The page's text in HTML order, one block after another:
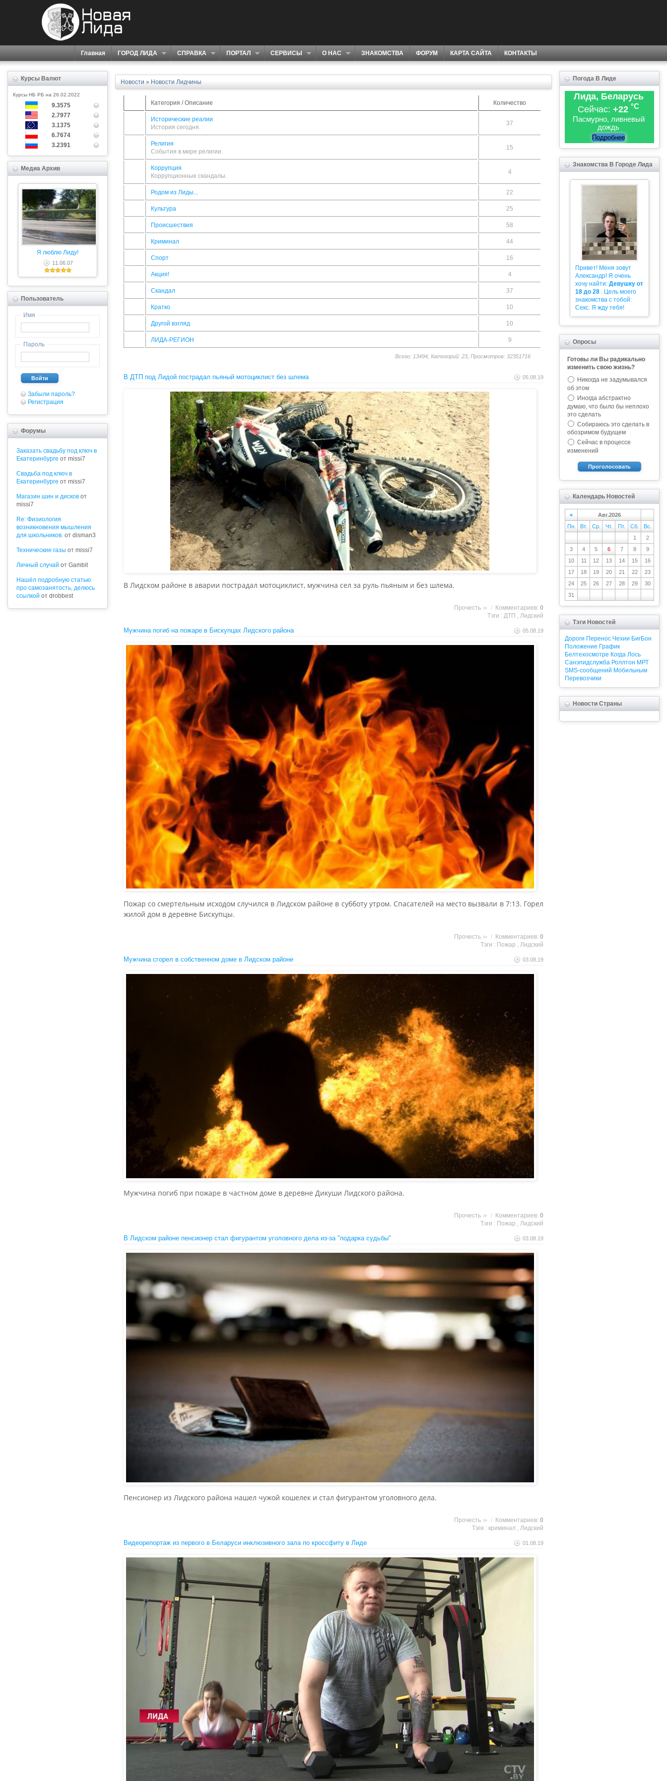
Главная ГОРОД ЛИДА СПРАВКА ПОРТАЛ СЕРВИСЫ О НАС ЗНАКОМСТВА ФОРУМ КАРТА САЙТА КОНТАКТЫ
Курсы Валют
Курсы НБ РБ на 26.02.2022
9.3575
2.7977
3.1375
6.7674
3.2391
Медиа Архив
Я люблю Лиду!
11.06.07
Пользователь
Имя
Пароль
Войти
Забыли пароль?
Регистрация
Форумы
Заказать свадьбу под ключ в
Екатеринбурге от missi7
Cвадьба под ключ в
Екатеринбурге от missi7
Магазин шин и дисков от
missi7
Re: Физиология
возникновения мышления
для школьников. от disman3
Технические газы от missi7
Личный случай от Gambit
Нашёл подробную статью
про самозанятость, делюсь
ссылкой от drobbest
Новости » Новости Лидчины
Категория / Описание Количество
Исторические реалии
История сегодня.
37
Религия
События в мире религии.
15
Коррупция
Коррупционные скандалы.
4
Родом из Лиды... 22
Культура 25
Происшествия 58
Криминал 44
Спорт 16
Акция! 4
Скандал 37
Кратко 10
Другой взгляд 10
ЛИДА-РЕГИОН 9
Всего: 13494, Категорий: 23, Просмотров: 32351716
05.08.19
В ДТП под Лидой пострадал пьяный мотоциклист без шлема
В Лидском районе в аварии пострадал мотоциклист, мужчина сел за руль пьяным и без шлема.
Прочесть / Комментариев: 0
Тэги : ДТП , Лидский
05.08.19
Мужчина погиб на пожаре в Бискупцах Лидского района
Пожар со смертельным исходом случился в Лидском районе в субботу утром. Спасателей на место вызвали в 7:13. Горел
жилой дом в деревне Бискупцы.
Прочесть / Комментариев: 0
Тэги : Пожар Лидский
03.08.19
Мужчина сгорел в собственном доме в Лидском районе
Мужчина погиб при пожаре в частном доме в деревне Дикуши Лидского района.
Прочесть / Комментариев: 0
Тэги : Пожар , Лидский
03.08.19
В Лидском районе пенсионер стал фигурантом уголовного дела из-за "подарка судьбы"
Пенсионер из Лидского района нашел чужой кошелек и стал фигурантом уголовного дела.
Прочесть / Комментариев: 0
Тэги : криминал , Лидский
01.08.19
Видеорепортаж из первого в Беларуси инклюзивного зала по кроссфиту в Лиде
Погода В Лиде
Лида, Беларусь
Сейчас: +22 °C
Пасмурно, ливневый
дождь
Подробнее
Знакомства В Городе Лида
Привет! Меня зовут
Александр! Я очень
хочу найти: Девушку от
18 до 28 . Цель моего
знакомства с тобой:
Секс. Я жду тебя!
Опросы
Готовы ли Вы радикально
изменить свою жизнь?
Никогда не задумывался
об этом
Иногда абстрактно
думаю, что было бы неплохо
это сделать
Собираюсь это сделать в
обозримом будущем
Сейчас в процессе
изменений
Проголосовать
Календарь Новостей
«
Авг.2026
Пн.
Вт. Ср. Чт. Пт. Сб.
Вс.
1
2
3
4 5 6 7 8
9
10
11 12 13 14 15
16
17
18 19 20 21 22
23
24
25 26 27 28 29
30
31
Тэги Новостей
Дороги Перенос Чехии БигБон
Положение График
Белтехосмотре Когда Лось
Санэпидслужба Роллтон МРТ
SMS-сообщений Мобильным
Перевозчики
Новости Страны